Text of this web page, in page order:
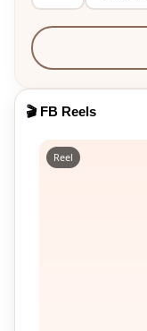
🎬 FB Reels
Reel